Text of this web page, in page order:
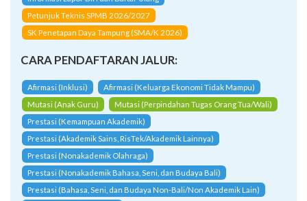
Petunjuk Teknis SPMB 2026/2027
SK Penetapan Daya Tampung (SMA/K 2026)
CARA PENDAFTARAN JALUR:
Afirmasi (Inklusi)
Afirmasi (Keluarga Ekonomi Tidak Mampu)
Mutasi (Anak Guru)
Mutasi (Perpindahan Tugas Orang Tua/Wali)
Prestasi (Kemampuan Akademik)
Prestasi (Akademik Sains, RisTek/Akademik Lainnya)
Prestasi (Nonakademik Olahraga)
Prestasi (Nonakademik Bahasa, Seni, dan Budaya Bali)
Prestasi (Bahasa, Seni, dan Budaya Non-Bali/Non Akademik Lain)